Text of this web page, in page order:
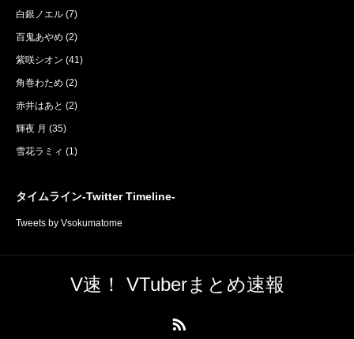
白銀ノエル (7)
百鬼あやめ (2)
紫咲シオン (41)
角巻わため (2)
赤井はあと (2)
輝夜 月 (35)
雪花ラミィ (1)
タイムライン-Twitter Timeline-
Tweets by Vsokumatome
V速！ VTuberまとめ速報